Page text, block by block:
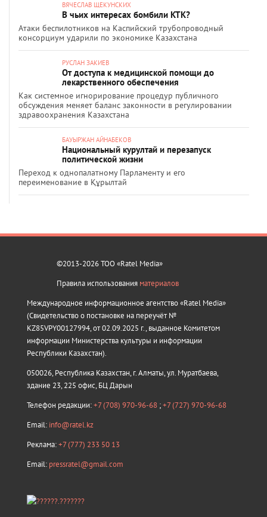
ВЯЧЕСЛАВ ЩЕКУНСКИХ
В чьих интересах бомбили КТК?
Атаки беспилотников на Каспийский трубопроводный
консорциум ударили по экономике Казахстана
РУСЛАН ЗАКИЕВ
От доступа к медицинской помощи до
лекарственного обеспечения
Как системное игнорирование процедур публичного
обсуждения меняет баланс законности в регулировании
здравоохранения Казахстана
БАУЫРЖАН АЙНАБЕКОВ
Национальный курултай и перезапуск
политической жизни
Переход к однопалатному Парламенту и его
переименование в Құрылтай
©2013-2026 ТОО «Ratel Media»
Правила использования материалов
Международное информационное агентство «Ratel Media»
(Свидетельство о постановке на переучёт №
KZ85VPY00127994, от 02.09.2025 г., выданное Комитетом
информации Министерства культуры и информации
Республики Казахстан).
050026, Республика Казахстан, г. Алматы, ул. Муратбаева,
здание 23, 225 офис, БЦ Дарын
Телефон редакции:+7 (708) 970-96-68 ;+7 (727) 970-96-68
Email: info@ratel.kz
Реклама:+7 (777) 233 50 13
Email: pressratel@gmail.com